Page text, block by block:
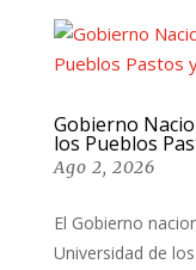
Gobierno
los Pueblos
Ago 2, 2026
El Gobierno
Universidad de